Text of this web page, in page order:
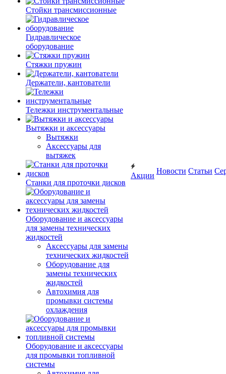
Стойки трансмиссионные
Гидравлическое
оборудование
Стяжки пружин
Держатели, кантователи
Тележки инструментальные
Вытяжки и аксессуары
Вытяжки
Аксессуары для
вытяжек
Станки для проточки дисков
Оборудование и аксессуары
для замены технических
жидкостей
Аксессуары для замены
технических жидкостей
Оборудование для
замены технических
жидкостей
Автохимия для
промывки системы
охлаждения
Оборудование и аксессуары
для промывки топливной
системы
Акции
Новости Статьи